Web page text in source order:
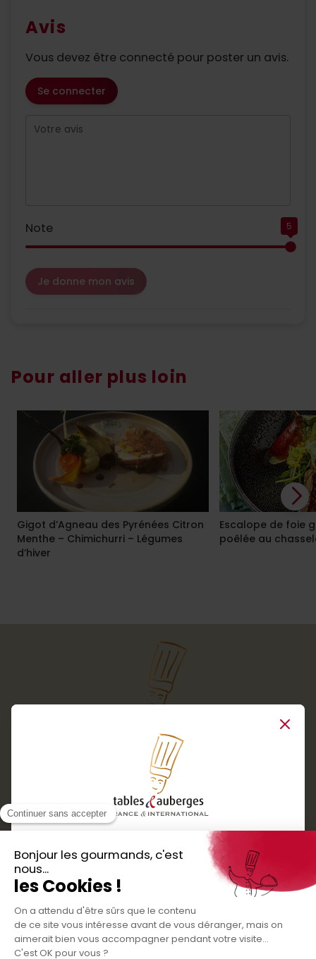
Avis
Vous devez être connecté pour poster un avis.
Se connecter
Votre avis
Note 5
Je donne mon avis
Pour aller plus loin
Gigot d’Agneau des Pyrénées Citron
Menthe – Chimichurri – Légumes
d’hiver
Escalope de foie
poêlée au
Services
Routes gourmandes
Partenaires
Presse
Créer votre espace personnel
Informations légales
Close
Téléchargez
l'application gratuite !
Nos bons plans et découvertes
gourmandes à vivre en famille et entre
amis